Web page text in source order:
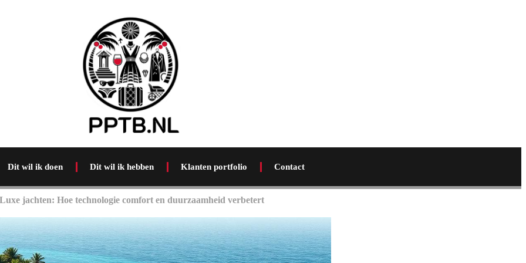
Dit wil ik doen Dit wil ik hebben Klanten portfolio Contact
jachten: Hoe technologie comfort en duurzaamheid verbetert